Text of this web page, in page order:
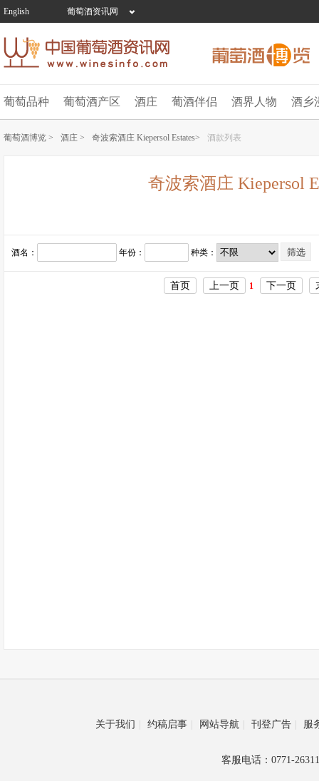
English 葡萄酒资讯网
葡萄品种 葡萄酒产区 酒庄 葡酒伴侣 酒界人物 酒乡
葡萄酒博览 > 酒庄 > 奇波索酒庄 Kiepersol Estates> 酒款列表
奇波索酒庄 Kiepersol
酒名： 年份： 种类：
首页 上一页 1 下一页
关于我们 约稿启事 网站导航 刊登广告 服
客服电话：0771-